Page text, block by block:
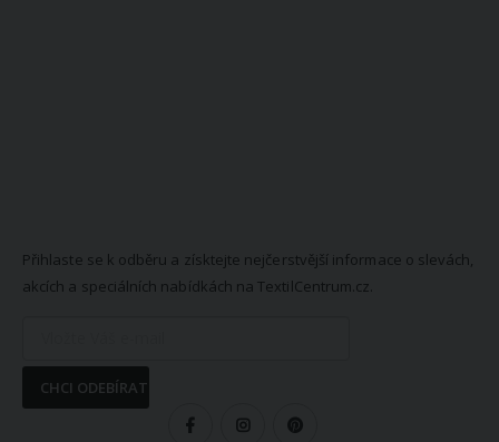
Přihlaste se k odběru a získtejte nejčerstvější informace o slevách,
akcích a speciálních nabídkách na TextilCentrum.cz.
CHCI ODEBÍRAT